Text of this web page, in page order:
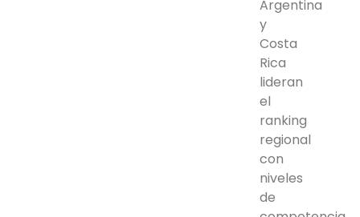
Argentina
y
Costa
Rica
lideran
el
ranking
regional
con
niveles
de